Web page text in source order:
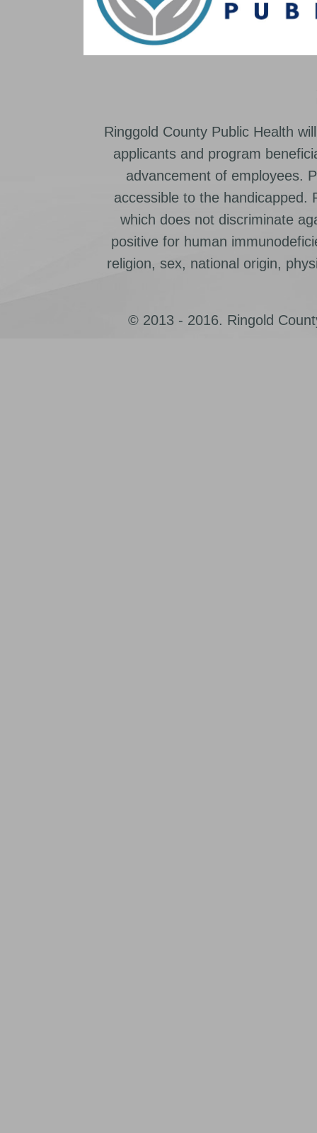
Ringgold County Public Health
applicants and program
advancement of employees.
accessible to the handicapped.
which does not discriminate
positive for human
religion, sex, national origin,
© 2013 - 2016. Ringold